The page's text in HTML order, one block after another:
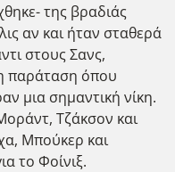
της βραδιάς
αν και ήταν σταθερά
στους Σανς,
παράταση όπου
μια σημαντικ΄η νίκη.
Τζάκσον και
Μπούκερ και
το Φοίνιξ.